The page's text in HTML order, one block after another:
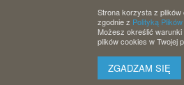
Strona korzysta z plików
zgodnie z Polityką Plików
Możesz określić
plików cookies w Twojej
ZGADZAM SIĘ